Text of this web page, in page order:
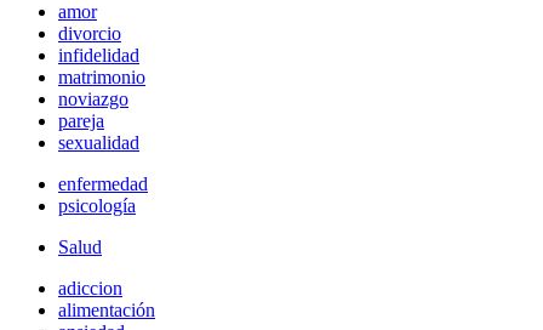
amor
divorcio
infidelidad
matrimonio
noviazgo
pareja
sexualidad
enfermedad
psicología
Salud
adiccion
alimentación